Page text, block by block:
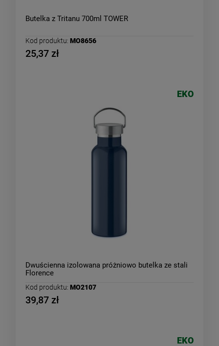
Butelka z Tritanu 700ml TOWER
Kod produktu: MO8656
25,37 zł
Dwuścienna izolowana próżniowo butelka ze stali
Florence
Kod produktu: MO2107
39,87 zł
EKO
EKO